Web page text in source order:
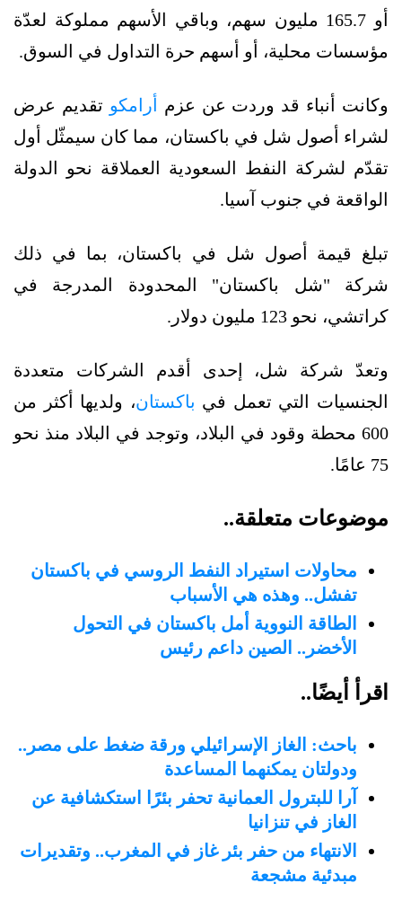
أو 165.7 مليون سهم، وباقي الأسهم مملوكة لعدّة
مؤسسات محلية، أو أسهم حرة التداول في السوق.
وكانت أنباء قد وردت عن عزم أرامكو تقديم عرض
لشراء أصول شل في باكستان، مما كان سيمثّل أول
تقدّم لشركة النفط السعودية العملاقة نحو الدولة
الواقعة في جنوب آسيا.
تبلغ قيمة أصول شل في باكستان، بما في ذلك
شركة "شل باكستان" المحدودة المدرجة في
كراتشي، نحو 123 مليون دولار.
وتعدّ شركة شل، إحدى أقدم الشركات متعددة
الجنسيات التي تعمل في باكستان، ولديها أكثر من
600 محطة وقود في البلاد، وتوجد في البلاد منذ نحو
75 عامًا.
موضوعات متعلقة..
محاولات استيراد النفط الروسي في باكستان
تفشل.. وهذه هي الأسباب
الطاقة النووية أمل باكستان في التحول
الأخضر.. الصين داعم رئيس
اقرأ أيضًا..
باحث: الغاز الإسرائيلي ورقة ضغط على مصر..
ودولتان يمكنهما المساعدة
آرا للبترول العمانية تحفر بئرًا استكشافية عن
الغاز في تنزانيا
الانتهاء من حفر بئر غاز في المغرب.. وتقديرات
مبدئية مشجعة